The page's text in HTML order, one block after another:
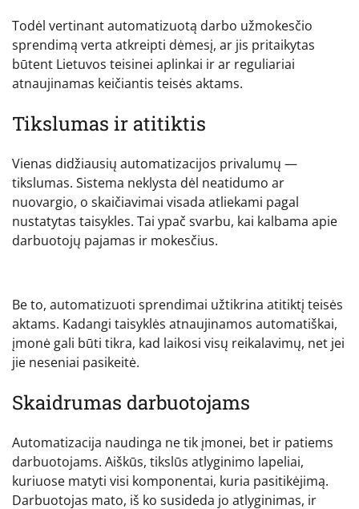
Todėl vertinant automatizuotą darbo užmokesčio
sprendimą verta atkreipti dėmesį, ar jis pritaikytas
būtent Lietuvos teisinei aplinkai ir ar reguliariai
atnaujinamas keičiantis teisės aktams.
Tikslumas ir atitiktis
Vienas didžiausių automatizacijos privalumų —
tikslumas. Sistema neklysta dėl neatidumo ar
nuovargio, o skaičiavimai visada atliekami pagal
nustatytas taisykles. Tai ypač svarbu, kai kalbama apie
darbuotojų pajamas ir mokesčius.
Be to, automatizuoti sprendimai užtikrina atitiktį teisės
aktams. Kadangi taisyklės atnaujinamos automatiškai,
įmonė gali būti tikra, kad laikosi visų reikalavimų, net jei
jie neseniai pasikeitė.
Skaidrumas darbuotojams
Automatizacija naudinga ne tik įmonei, bet ir patiems
darbuotojams. Aiškūs, tikslūs atlyginimo lapeliai,
kuriuose matyti visi komponentai, kuria pasitikėjimą.
Darbuotojas mato, iš ko susideda jo atlyginimas, ir